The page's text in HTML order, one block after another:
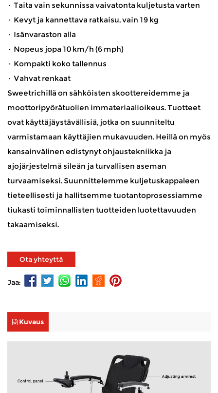
· Taita vain sekunnissa vaivatonta kuljetusta varten
· Kevyt ja kannettava ratkaisu, vain 19 kg
· Isänvaraston alla
· Nopeus jopa 10 km/h (6 mph)
· Kompakti koko tallennus
· Vahvat renkaat
Sweetrichillä on sähköisten skoottereidemme ja
moottoripyörätuolien immateriaalioikeus. Tuotteet
ovat käyttäjäystävällisiä, jotka on suunniteltu
varmistamaan käyttäjien mukavuuden. Heillä on myös
kansainvälinen edistynyt ohjaustekniikka ja
ajojärjestelmä sileän ja turvallisen aseman
turvaamiseksi. Suunnittelemme kuljetuskappaleen
tieteellisesti ja hallitsemme tuotantoprosessiamme
tiukasti toiminnallisten tuotteiden luotettavuuden
takaamiseksi.
Ota yhteyttä
Jaa:
Kuvaus